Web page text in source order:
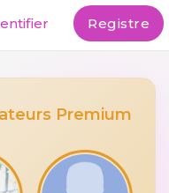
Registre
Premium